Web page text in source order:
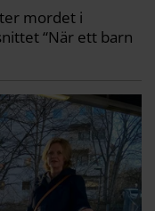
mordet i
“När ett barn